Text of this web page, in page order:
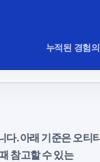
누적된 경험
다. 아래 기준은 오티
참고할 수 있는